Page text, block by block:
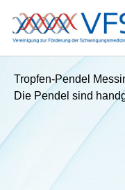
Tropfen-Pendel
Die Pendel sind